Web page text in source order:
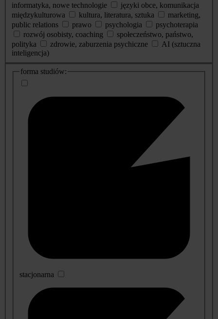
informatyka, nowe technologie
języki obce, komunikacja
międzykulturowa
kultura, literatura, sztuka
marketing,
public relations
prawo psychologia
psychoterapia
rozwój osobisty, coaching
społeczeństwo, państwo,
polityka
zdrowie, zaburzenia psychiczne
AI (sztuczna
inteligencja)
dodatkowe
informacje
forma studiów:
stacjonarna